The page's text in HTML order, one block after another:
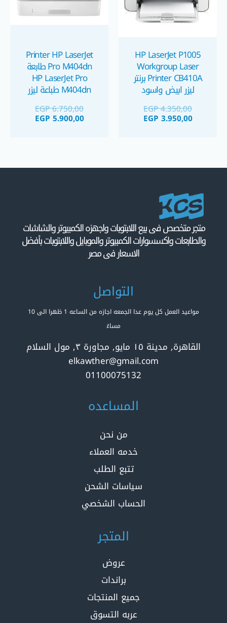
HP LaserJet P1005
Workgroup Laser
Printer CB410A برنتر
ليزر ابيض واسود
EGP4.350,00
EGP 3.950,00
Printer HP LaserJet
Pro M404dn طابعة
HP LaserJet Pro
M404dn طباعة ليزر
الدقةEGP6.750,00
EGP 5.900,00
متجر متخصص فى بيع اللابتوبات واجهزه الكمبيوتر والشاشات
والطابعات واكسسوارات الكمبيوتر والموبايل واللابتوبات بأفضل
الاسعار فى مصر
التواصل
مواعيد العمل كل يوم عدا الجمعه اجازه من الساعه 1 ظهرا الى 10
مساءً
القاهرة, مدينة ١٥ مايو, مجاورة ٣, مول السلام
elkawther@gmail.com
01100075132
المساعده
من نحن
خدمه العملاء
تتبع الطلب
سياسات الشحن
الحساب الشخصي
المتجر
عروض
براندات
جميع المنتجات
عربه التسوق